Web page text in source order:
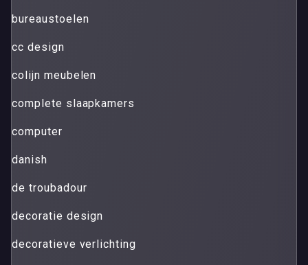
bureaustoelen
cc design
colijn meubelen
complete slaapkamers
computer
danish
de troubadour
decoratie design
decoratieve verlichting